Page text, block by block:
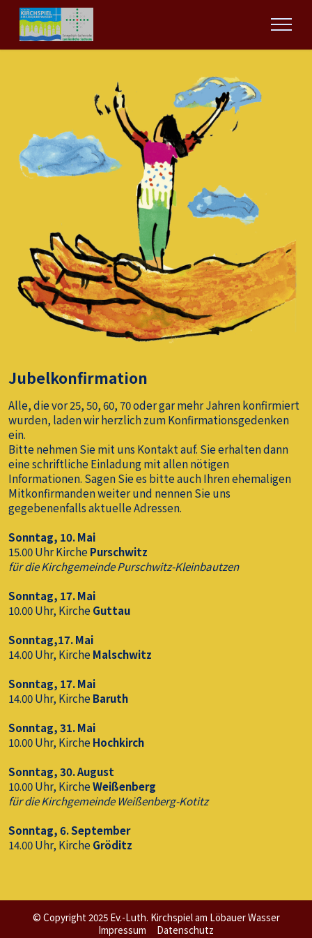
Jubelkonfirmation
Alle, die vor 25, 50, 60, 70 oder gar mehr Jahren konfirmiert
wurden, laden wir herzlich zum Konfirmationsgedenken
ein.
Bitte nehmen Sie mit uns Kontakt auf. Sie erhalten dann
eine schriftliche Einladung mit allen nötigen
Informationen. Sagen Sie es bitte auch Ihren ehemaligen
Mitkonfirmanden weiter und nennen Sie uns
gegebenenfalls aktuelle Adressen.
Sonntag, 10. Mai
15.00 Uhr Kirche Purschwitz
für die Kirchgemeinde Purschwitz-Kleinbautzen
Sonntag, 17. Mai
10.00 Uhr, Kirche Guttau
Sonntag,17. Mai
14.00 Uhr, Kirche Malschwitz
Sonntag, 17. Mai
14.00 Uhr, Kirche Baruth
Sonntag, 31. Mai
10.00 Uhr, Kirche Hochkirch
Sonntag, 30. August
10.00 Uhr, KircheWeißenberg
für die Kirchgemeinde Weißenberg-Kotitz
Sonntag, 6. September
14.00 Uhr, Kirche Gröditz
© Copyright 2025 Ev.-Luth. Kirchspiel am Löbauer Wasser
Impressum
Datenschutz